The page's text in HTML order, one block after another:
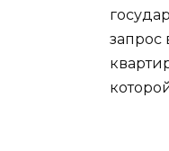
запрос